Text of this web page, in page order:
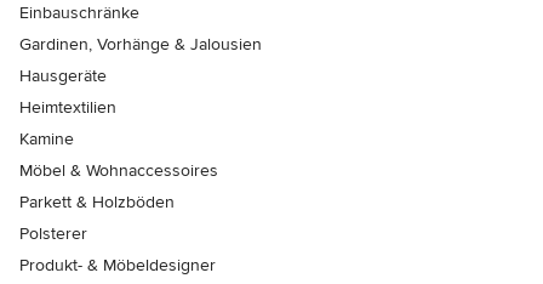
Einbauschränke
Gardinen, Vorhänge & Jalousien
Hausgeräte
Heimtextilien
Kamine
Möbel & Wohnaccessoires
Parkett & Holzböden
Polsterer
Produkt- & Möbeldesigner